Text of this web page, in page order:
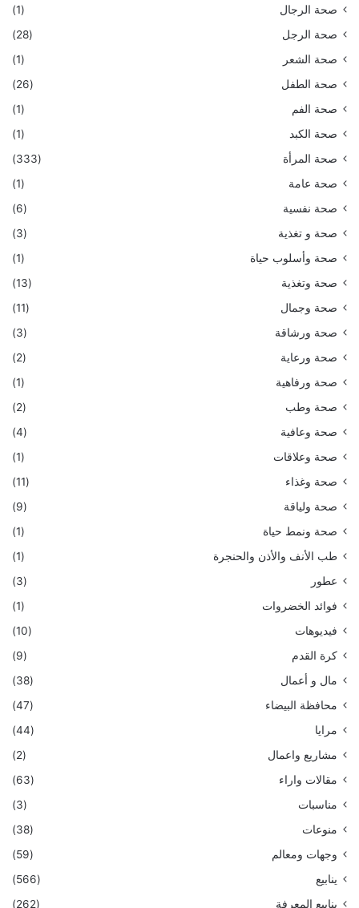
صحة الرجال
(1)
صحة الرجل
(28)
صحة الشعر
(1)
صحة الطفل
(26)
صحة الفم
(1)
صحة الكبد
(1)
صحة المرأة
(333)
صحة عامة
(1)
صحة نفسية
(6)
صحة و تغذية
(3)
صحة وأسلوب حياة
(1)
صحة وتغذية
(13)
صحة وجمال
(11)
صحة ورشاقة
(3)
صحة ورعاية
(2)
صحة ورفاهية
(1)
صحة وطب
(2)
صحة وعافية
(4)
صحة وعلاقات
(1)
صحة وغذاء
(11)
صحة ولياقة
(9)
صحة ونمط حياة
(1)
طب الأنف والأذن والحنجرة
(1)
عطور
(3)
فوائد الخضروات
(1)
فيديوهات
(10)
كرة القدم
(9)
مال و أعمال
(38)
محافظة البيضاء
(47)
مرايا
(44)
مشاريع واعمال
(2)
مقالات واراء
(63)
مناسبات
(3)
منوعات
(38)
وجهات ومعالم
(59)
ينابيع
(566)
ينابيع المعرفة
(262)